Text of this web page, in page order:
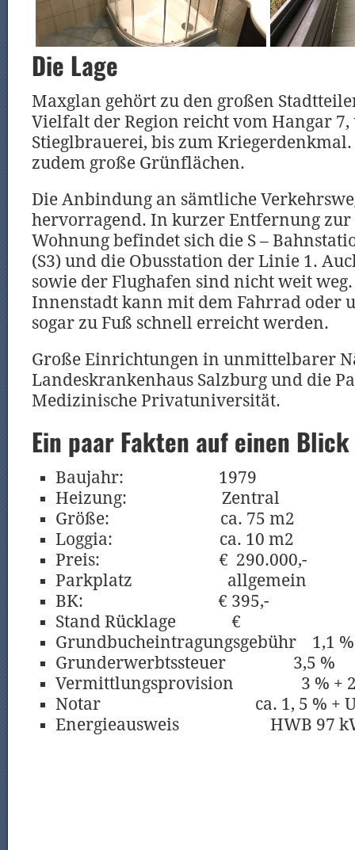
Die Lage
Maxglan gehört zu den großen
Vielfalt der Region reicht vom Hangar 7,
Stieglbrauerei, bis zum
zudem große Grünflächen.
Die Anbindung an sämtliche
hervorragend. In kurzer Entfernung zur
Wohnung befindet sich die S –
(S3) und die Obusstation der Linie 1.
sowie der Flughafen sind nicht weit
Innenstadt kann mit dem Fahrrad oder
sogar zu Fuß schnell erreicht werden.
Große Einrichtungen in unmittelbarer
Landeskrankenhaus Salzburg und die
Medizinische Privatuniversität.
Ein paar Fakten auf einen Blick
Baujahr:
1979
Heizung:
Zentral
Größe: ca. 75 m2
Loggia:
ca. 10 m2
Preis:
€ 290.000,-
Parkplatz
allgemein
BK:
€ 395,-
Stand Rücklage
€
Grundbucheintragungsgebühr
1,1 %
Grunderwerbtssteuer
3,5 %
Vermittlungsprovision
3 % +
Notar
ca. 1, 5 % +
Energieausweis
HWB 97